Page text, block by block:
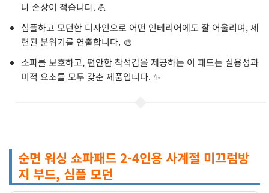
나 손상이 적습니다. 💪
심플하고 모던한 디자인으로 어떤 인테리어에도 잘 어울리며, 세
련된 분위기를 연출합니다. 🎨
소파를 보호하고, 편안한 착석감을 제공하는 이 패드는 실용성과
미적 요소를 모두 갖춘 제품입니다. ✨
순면 워싱 쇼파패드 2-4인용 사계절 미끄럼방
지 부드, 심플 모던